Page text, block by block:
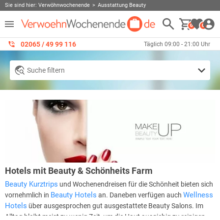
Sie sind hier: Verwöhnwochenende Ausstattung Beauty
0 0
02065 / 49 ‌99 116 Täglich 09:00 - 21:00 Uhr
Suche filtern
Hotels mit Beauty & Schönheits Farm
Beauty Kurztrips und Wochenendreisen für die Schönheit bieten sich
vornehmlich in Beauty Hotels an. Daneben verfügen auch Wellness
Hotels über ausgesprochen gut ausgestattete Beauty Salons. Im
Alltag bleibt meist zu wenig Zeit, um die Haut ausgiebig zu reinigen